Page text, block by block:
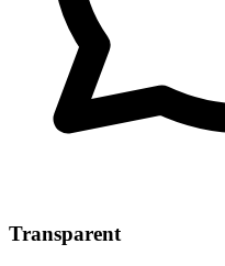
Transparent